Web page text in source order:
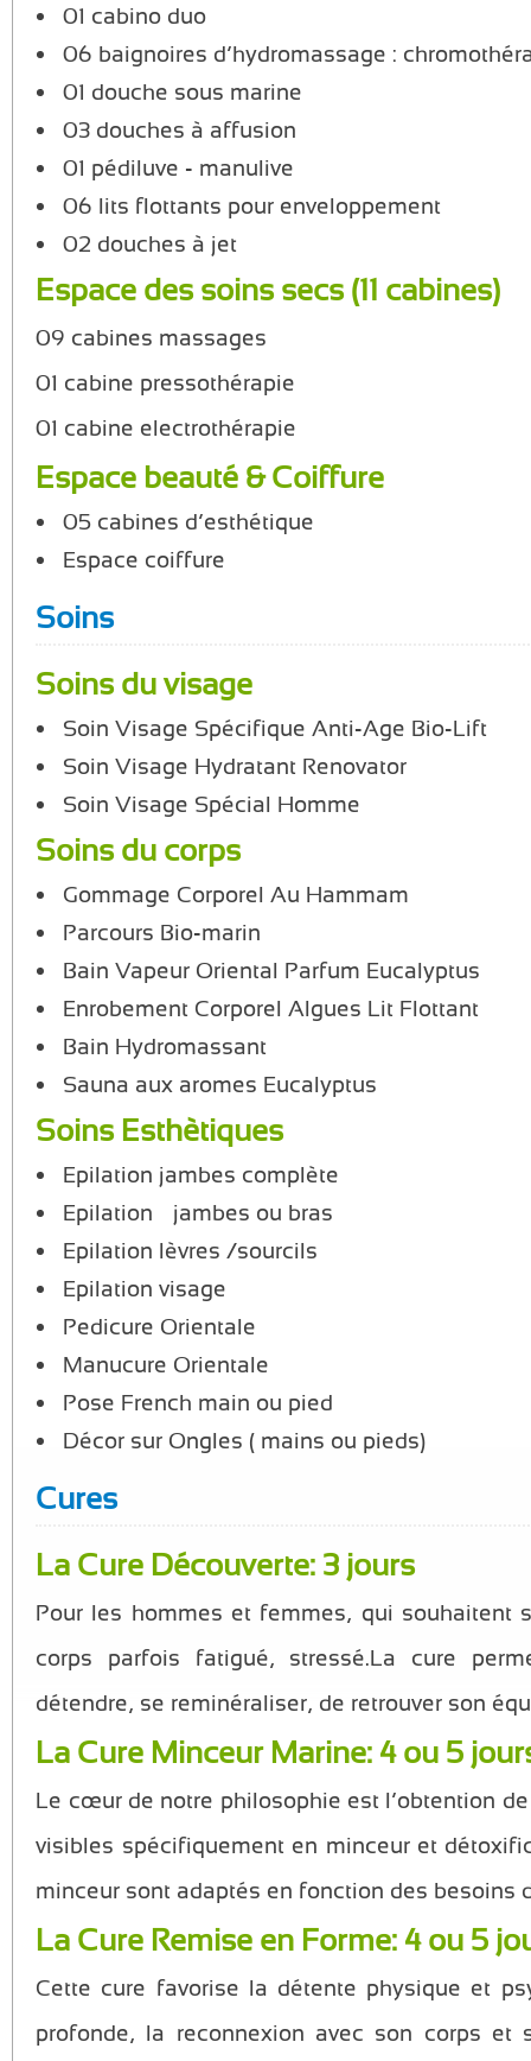
01 cabino duo
06 baignoires d’hydromassage :
01 douche sous marine
03 douches à affusion
01 pédiluve - manulive
06 lits flottants pour enveloppement
02 douches à jet
Espace des soins secs (11 cabines)
09 cabines massages
01 cabine pressothérapie
01 cabine electrothérapie
Espace beauté & Coiffure
05 cabines d’esthétique
Espace coiffure
Soins
Soins du visage
Soin Visage Spécifique Anti-Age Bio-Lift
Soin Visage Hydratant Renovator
Soin Visage Spécial Homme
Soins du corps
Gommage Corporel Au Hammam
Parcours Bio-marin
Bain Vapeur Oriental Parfum Eucalyptus
Enrobement Corporel Algues Lit Flottant
Bain Hydromassant
Sauna aux aromes Eucalyptus
Soins Esthètiques
Epilation jambes complète
Epilation ½ jambes ou bras
Epilation lèvres /sourcils
Epilation visage
Pedicure Orientale
Manucure Orientale
Pose French main ou pied
Décor sur Ongles ( mains ou pieds)
Cures
La Cure Découverte: 3 jours
Pour les hommes et femmes, qui souhaitent
corps parfois fatigué, stressé.La cure
détendre, se reminéraliser, de retrouver son
La Cure Minceur Marine: 4 ou 5
Le cœur de notre philosophie est l’obtention
visibles spécifiquement en minceur et
minceur sont adaptés en fonction des besoins
La Cure Remise en Forme: 4 ou 5
Cette cure favorise la détente physique et
profonde, la reconnexion avec son corps et